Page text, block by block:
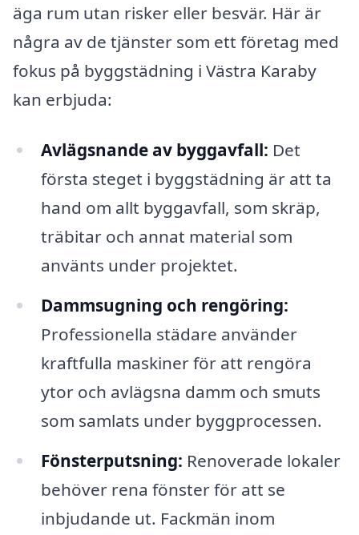
äga rum utan risker eller besvär. Här är
några av de tjänster som ett företag med
fokus på byggstädning i Västra Karaby
kan erbjuda:
Avlägsnande av byggavfall: Det
första steget i byggstädning är att ta
hand om allt byggavfall, som skräp,
träbitar och annat material som
använts under projektet.
Dammsugning och rengöring:
Professionella städare använder
kraftfulla maskiner för att rengöra
ytor och avlägsna damm och smuts
som samlats under byggprocessen.
Fönsterputsning: Renoverade lokaler
behöver rena fönster för att se
inbjudande ut. Fackmän inom